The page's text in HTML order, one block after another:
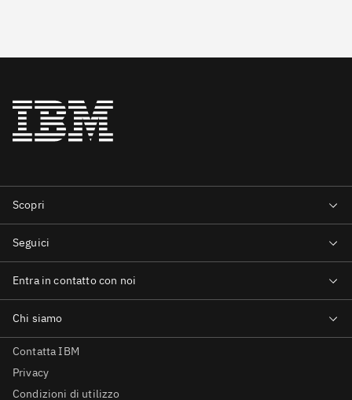
Contatta IBM
Privacy
Condizioni di utilizzo